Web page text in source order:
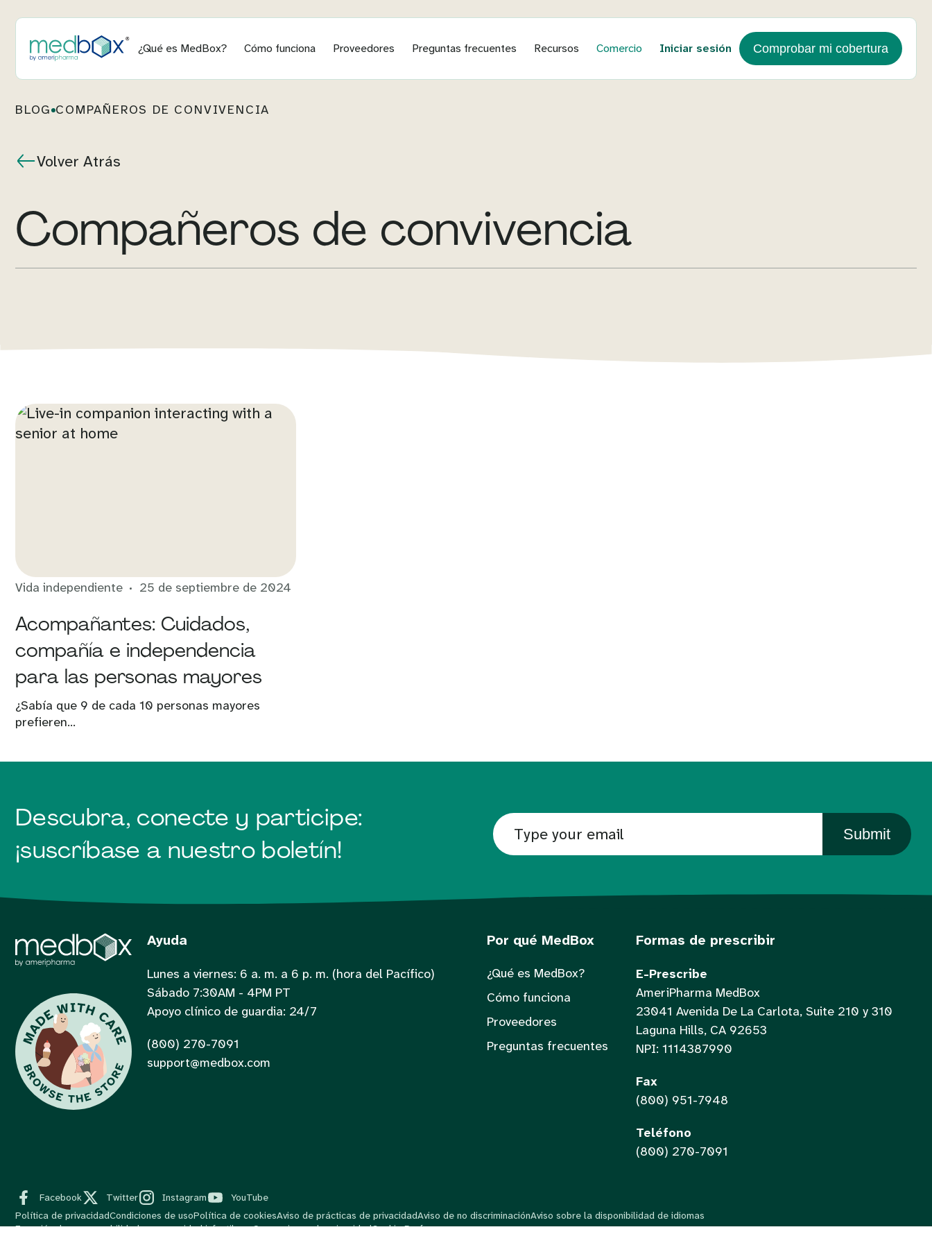
¿Qué es MedBox? Cómo funciona Proveedores Preguntas frecuentes Recursos Comercio Iniciar sesión Comprobar mi cobertura
BLOG COMPAÑEROS DE CONVIVENCIA
Volver Atrás
compañeros de convivencia
Vida independiente 25 de septiembre de 2024
Acompañantes: Cuidados,
compañía e independencia
para las personas mayores
¿Sabía que 9 de cada 10 personas mayores
prefieren...
Descubra, conecte y participe:
¡suscríbase a nuestro boletín!
Submit
Ayuda
Lunes a viernes: 6 a. m. a 6 p. m. (hora del Pacífico)
Sábado 7:30AM - 4PM PT
Apoyo clínico de guardia: 24/7
(800) 270-7091
support@medbox.com
Por qué MedBox
¿Qué es MedBox?
Cómo funciona
Proveedores
Preguntas frecuentes
Formas de prescribir
E-Prescribe
AmeriPharma MedBox
23041 Avenida De La Carlota, Suite 210 y 310
Laguna Hills, CA 92653
NPI: 1114387990
Fax
(800) 951-7948
Teléfono
(800) 270-7091
Facebook Twitter Instagram
YouTube
Política de privacidadCondiciones de usoPolítica de cookiesAviso de prácticas de privacidadAviso de no discriminaciónAviso sobre la disponibilidad de idiomas
Exención de responsabilidad por seguridad infantil
Sus opciones de privacidadCookie Preferences